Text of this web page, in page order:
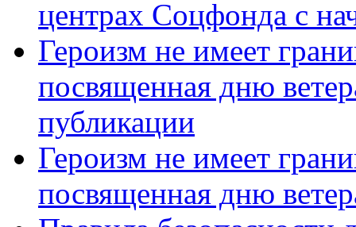
центрах Соцфонда с
Героизм не имеет
посвященная дню
публикации
Героизм не имеет
посвященная дню